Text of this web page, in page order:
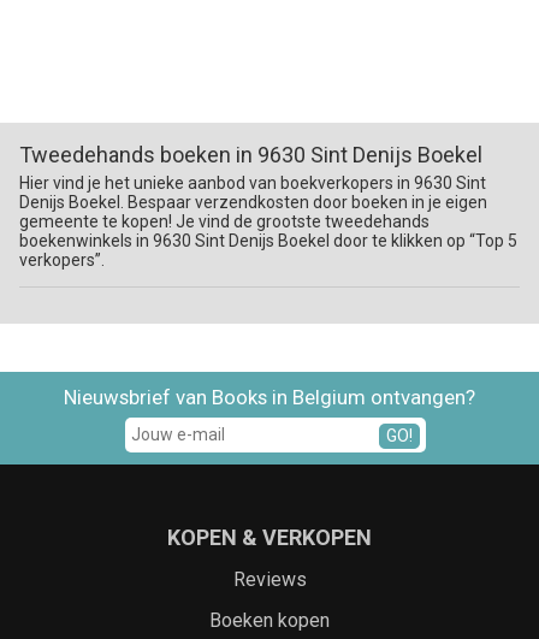
Tweedehands boeken in 9630 Sint Denijs Boekel
Hier vind je het unieke aanbod van boekverkopers in 9630 Sint
Denijs Boekel. Bespaar verzendkosten door boeken in je eigen
gemeente te kopen! Je vind de grootste tweedehands
boekenwinkels in 9630 Sint Denijs Boekel door te klikken op “Top 5
verkopers”.
Nieuwsbrief van Books in Belgium ontvangen?
GO!
KOPEN & VERKOPEN
Reviews
Boeken kopen